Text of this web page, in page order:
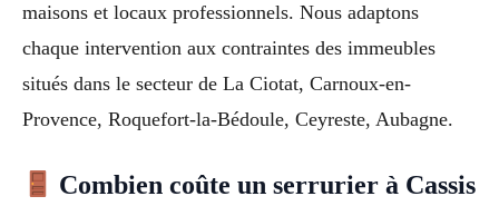
maisons et locaux professionnels. Nous adaptons
chaque intervention aux contraintes des immeubles
situés dans le secteur de La Ciotat, Carnoux-en-
Provence, Roquefort-la-Bédoule, Ceyreste, Aubagne.
Combien coûte un serrurier à Cassis